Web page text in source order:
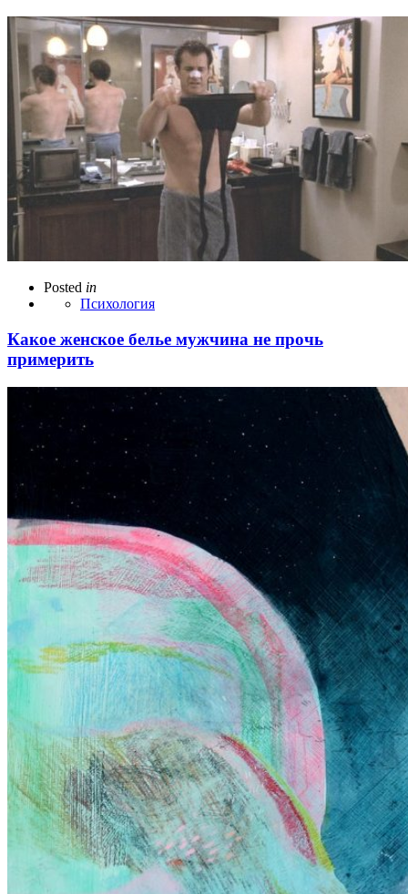
Posted in
Психология
Какое женское белье мужчина не прочь
примерить